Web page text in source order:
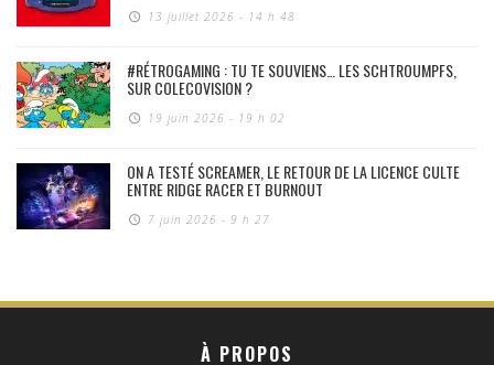
13 juillet 2026 - 14 h 48
#RÉTROGAMING : TU TE SOUVIENS… LES SCHTROUMPFS,
SUR COLECOVISION ?
19 juin 2026 - 19 h 02
ON A TESTÉ SCREAMER, LE RETOUR DE LA LICENCE CULTE
ENTRE RIDGE RACER ET BURNOUT
7 juin 2026 - 9 h 27
À PROPOS